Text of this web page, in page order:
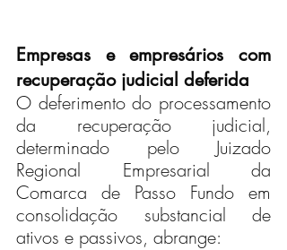
Empresas e empresários com
recuperação judicial deferida
O deferimento do processamento
da recuperação judicial,
determinado pelo Juizado
Regional Empresarial da
Comarca de Passo Fundo em
consolidação substancial de
ativos e passivos, abrange: